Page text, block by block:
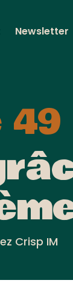
Newsletter
49
Crisp IM